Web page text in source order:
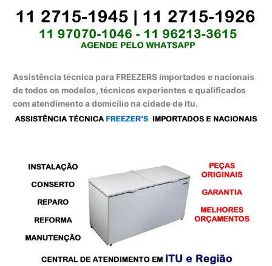
Assistência técnica para FREEZERS importados e nacionais
de todos os modelos, técnicos experientes e qualificados
com atendimento a domicílio na cidade de Itu.